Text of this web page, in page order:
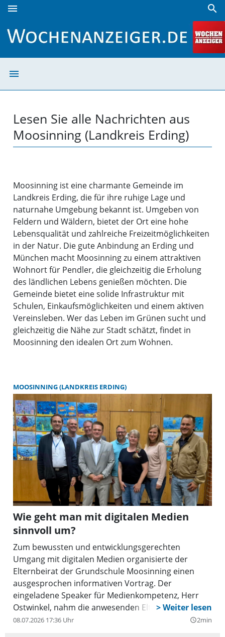
menu search
menu
Lesen Sie alle Nachrichten aus
Moosinning (Landkreis Erding)
Moosinning ist eine charmante Gemeinde im
Landkreis Erding, die für ihre ruhige Lage und
naturnahe Umgebung bekannt ist. Umgeben von
Feldern und Wäldern, bietet der Ort eine hohe
Lebensqualität und zahlreiche Freizeitmöglichkeiten
in der Natur. Die gute Anbindung an Erding und
München macht Moosinning zu einem attraktiven
Wohnort für Pendler, die gleichzeitig die Erholung
des ländlichen Lebens genießen möchten. Die
Gemeinde bietet eine solide Infrastruktur mit
Schulen, Einkaufsmöglichkeiten und einem aktiven
Vereinsleben. Wer das Leben im Grünen sucht und
gleichzeitig die Nähe zur Stadt schätzt, findet in
Moosinning den idealen Ort zum Wohnen.
MOOSINNING (LANDKREIS ERDING)
Wie geht man mit digitalen Medien
sinnvoll um?
Zum bewussten und entwicklungsgerechten
Umgang mit digitalen Medien organisierte der
Elternbeirat der Grundschule Moosinning einen
ausgesprochen informativen Vortrag. Der
eingeladene Speaker für Medienkompetenz, Herr
Ostwinkel, nahm die anwesenden Eltern und
Lehrkräfte mit seiner sympathischen und zugleich
08.07.2026 17:36 Uhr query_builder2min